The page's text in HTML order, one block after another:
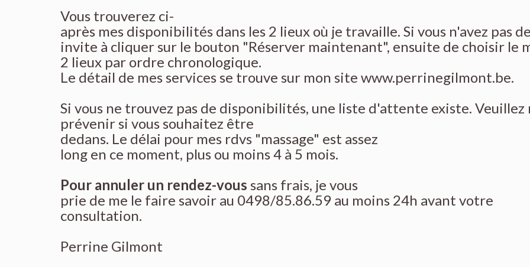
Vous trouverez ci-
après mes disponibilités dans les 2 lieux où je travaille. Si vous n'avez pas
invite à cliquer sur le bouton "Réserver maintenant", ensuite de choisir le
2 lieux par ordre chronologique.
Le détail de mes services se trouve sur mon site www.perrinegilmont.be.
Si vous ne trouvez pas de disponibilités, une liste d'attente existe. Veuillez
prévenir si vous souhaitez être
dedans. Le délai pour mes rdvs "massage" est assez
long en ce moment, plus ou moins 4 à 5 mois.
Pour annuler un rendez-vous sans frais, je vous
prie de me le faire savoir au 0498/85.86.59 au moins 24h avant votre
consultation.
Perrine Gilmont